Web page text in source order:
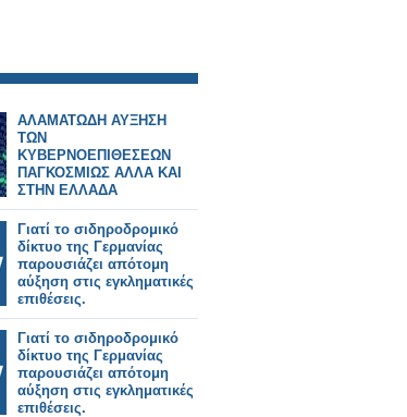
ΑΛΑΜΑΤΩΔΗ ΑΥΞΗΣΗ
ΤΩΝ
ΚΥΒΕΡΝΟΕΠΙΘΕΣΕΩΝ
ΠΑΓΚΟΣΜΙΩΣ ΑΛΛΑ ΚΑΙ
ΣΤΗΝ ΕΛΛΑΔΑ
Γιατί το σιδηροδρομικό
δίκτυο της Γερμανίας
παρουσιάζει απότομη
αύξηση στις εγκληματικές
επιθέσεις.
Γιατί το σιδηροδρομικό
δίκτυο της Γερμανίας
παρουσιάζει απότομη
αύξηση στις εγκληματικές
επιθέσεις.